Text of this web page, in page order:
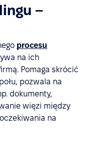
–
procesu
na ich
Pomaga skrócić
pozwala na
dokumenty,
więzi między
na